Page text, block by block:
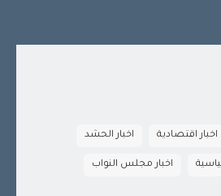
اخبار اقتصادية اخبار الحشد
اخبار مجلس النواب